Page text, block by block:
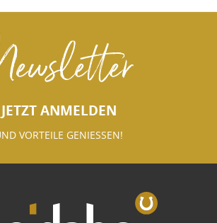
JETZT ANMELDEN
VORTEILE GENIESSEN!